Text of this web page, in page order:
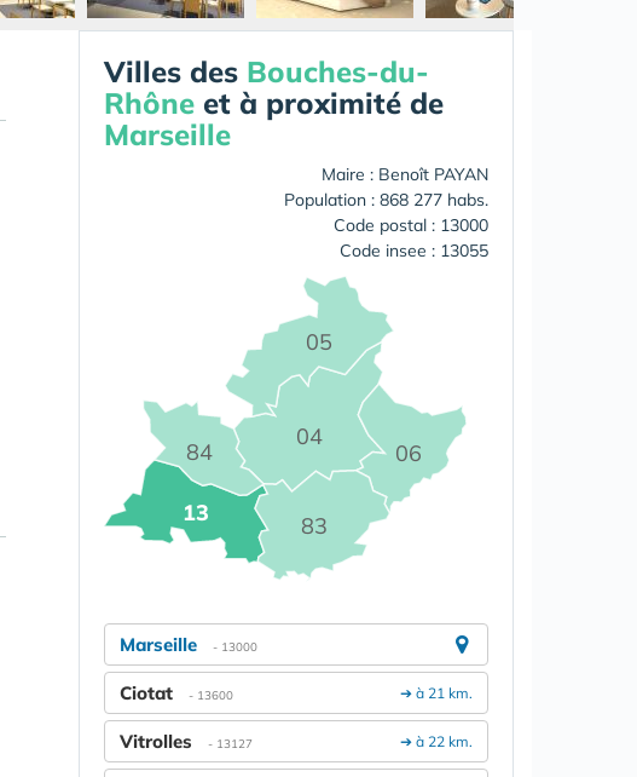
Villes des Bouches-du-
Rhône et à proximité de
Marseille
Maire : Benoît PAYAN
Population : 868 277 habs.
Code postal : 13000
Code insee : 13055
04
05
06
13 83
84
Marseille - 13000
➔ à 21 km.
Ciotat - 13600
➔ à 22 km.
Vitrolles - 13127